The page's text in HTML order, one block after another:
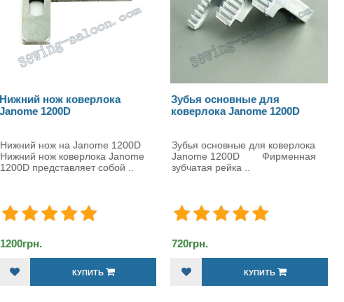
Зубья основные для
коверлока Janome 1200D
Зубья основные для коверлока
Janome 1200D Фирменная
зубчатая рейка ..
720грн.
КУПИТЬ
Мусоросборник оверлока
Janome 204D
Мусоросборник оверлока
Mylock 204D ..
576грн.
КУПИТЬ